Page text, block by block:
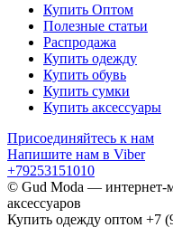
Купить Оптом
Полезные статьи
Распродажа
Купить одежду
Купить обувь
Купить сумки
Купить аксессуары
Присоединяйтесь к нам
Напишите нам в Viber
+79253151010
© Gud Moda — интернет-
аксессуаров
Купить одежду оптом +7